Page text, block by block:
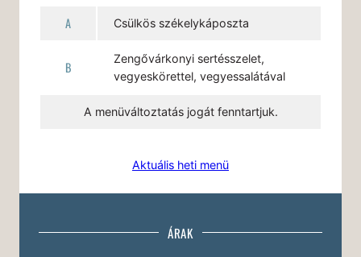
A Csülkös székelykáposzta
B
Zengővárkonyi sertésszelet,
vegyeskörettel, vegyessalátával
A menüváltoztatás jogát fenntartjuk.
Aktuális heti menü
ÁRAK